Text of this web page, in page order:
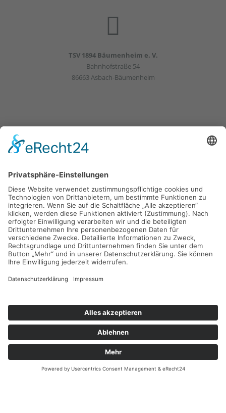
TSV 1894 Bäumenheim e. V.
Bahnhofstraße 54
86663 Asbach-Bäumenheim
KONTAKT
SHOP
IMPRESSUM
DATENSCHUTZ
COOKIES
© Copyright 2026 by TSV 1894 Bäumenheim e. V.
Design & techn. Umsetzung:MEDUO Medienagentur